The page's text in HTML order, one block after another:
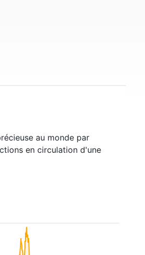
au monde par
en circulation d'une